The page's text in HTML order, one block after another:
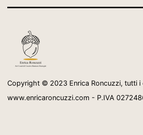
Copyright © 2023 Enrica Roncuzzi, tutti i
www.enricaroncuzzi.com - P.IVA